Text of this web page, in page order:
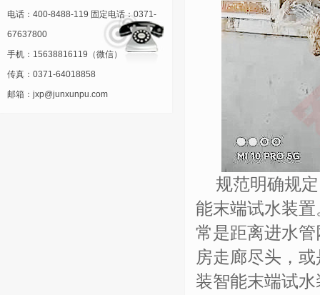
电话：400-8488-119 固定电话：0371-
67637800
手机：15638816119（微信）
传真：0371-64018858
邮箱：jxp@junxunpu.com
规范明确规
能末端试水装
常是距离进水
房走廊尽头，
装智能末端试